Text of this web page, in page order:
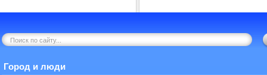
Город и люди